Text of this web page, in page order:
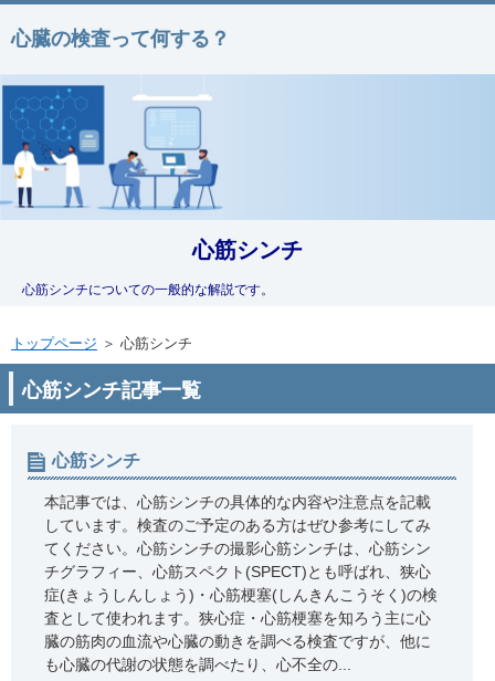
心臓の検査って何する？
心筋シンチ
心筋シンチについての一般的な解説です。
トップページ ＞ 心筋シンチ
心筋シンチ記事一覧
心筋シンチ
本記事では、心筋シンチの具体的な内容や注意点を記載
しています。検査のご予定のある方はぜひ参考にしてみ
てください。心筋シンチの撮影心筋シンチは、心筋シン
チグラフィー、心筋スペクト(SPECT)とも呼ばれ、狭心
症(きょうしんしょう)・心筋梗塞(しんきんこうそく)の検
査として使われます。狭心症・心筋梗塞を知ろう主に心
臓の筋肉の血流や心臓の動きを調べる検査ですが、他に
も心臓の代謝の状態を調べたり、心不全の...